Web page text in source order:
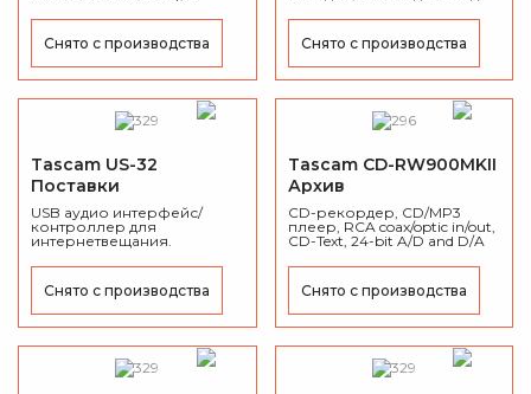
OUT.
Снято с производства
подключения к
компьютеру (PC или Mac),
MIDI IN / MIDI OUT, Ultra-
HDDA mic-preamp
24bit/96kHz.
Снято с производства
Tascam US-32
Поставки
приостановлены
USB аудио интерфейс/
контроллер для
интернетвещания.
Снято с производства
Tascam CD-RW900MKII
Архив
CD-рекордер, CD/MP3
плеер, RCA coax/optic in/out,
CD-Text, 24-bit A/D and D/A
kg., пульт ДУ.
Снято с производства